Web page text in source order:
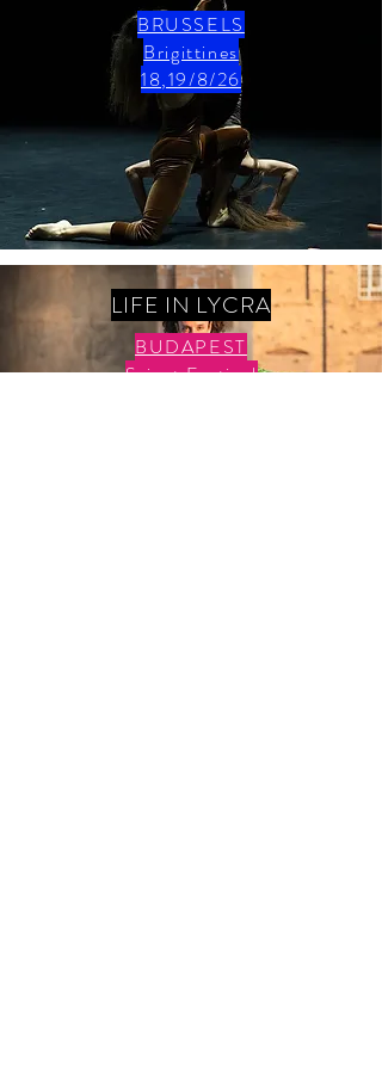
BRUSSELS
Brigittines
18,19/8/26
LIFE IN LYCRA
BUDAPEST
Sziget Festival